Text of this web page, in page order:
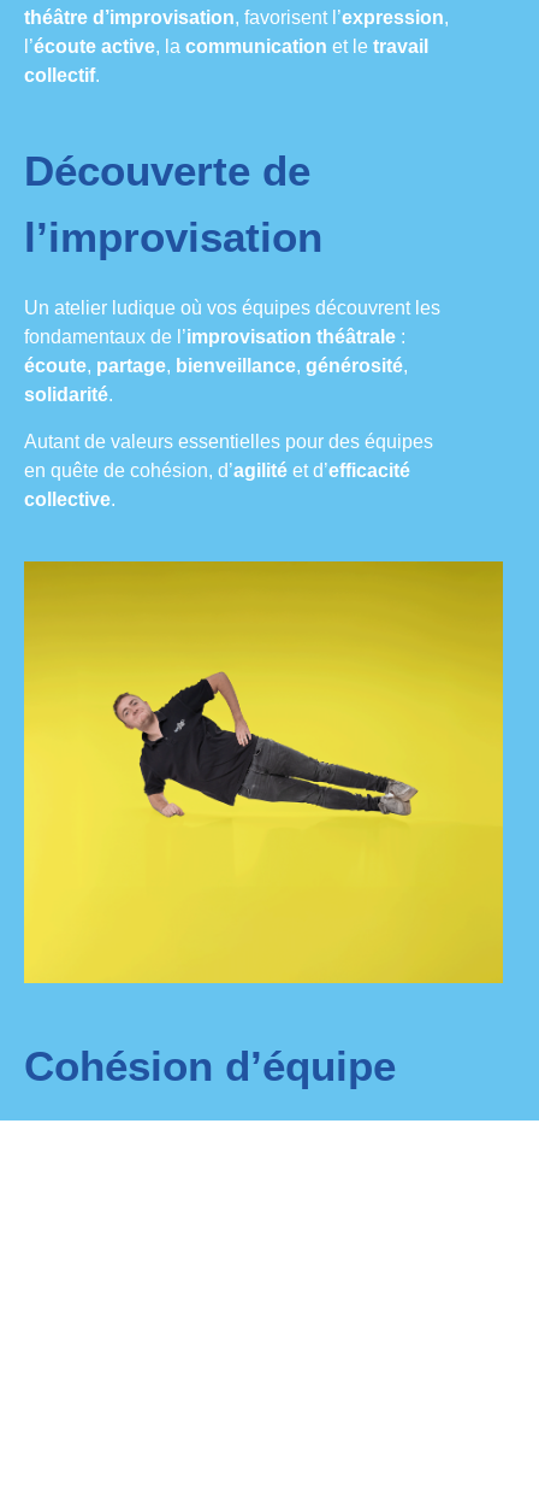
théâtre d’improvisation, favorisent l’expression,
l’écoute active, la communication et le travail
collectif.
Découverte de
l’improvisation
Un atelier ludique où vos équipes découvrent les
fondamentaux de l’improvisation théâtrale :
écoute, partage, bienveillance, générosité,
solidarité.
Autant de valeurs essentielles pour des équipes
en quête de cohésion, d’agilité et d’efficacité
collective.
Cohésion d’équipe